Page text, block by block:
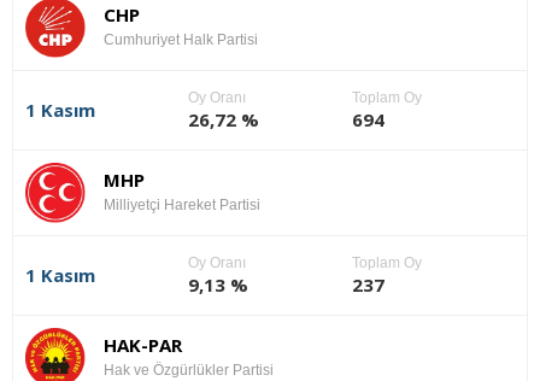
CHP
Cumhuriyet Halk Partisi
1 Kasım
Oy Oranı
26,72 %
Toplam Oy
694
MHP
Milliyetçi Hareket Partisi
1 Kasım
Oy Oranı
9,13 %
Toplam Oy
237
HAK-PAR
Hak ve Özgürlükler Partisi